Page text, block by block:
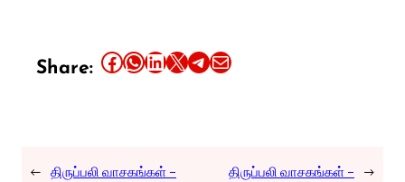
Share: Share this article on Facebook Share this article on WhatsApp Share this article on LinkedIn Share this article on X Share this article on TelegramEmail this Article
← திருப்பலி வாசகங்கள் –
திருப்பலி வாசகங்கள் – →